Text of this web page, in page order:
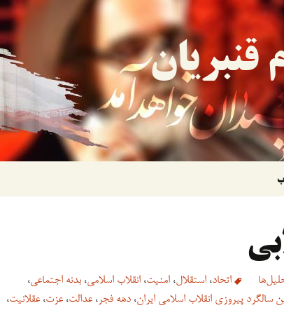
قنبریان
اتحاد، استقلال، امنیت، انقلاب اسلامی، بدنه اجتماعی،
پیروزی انقلاب اسلامی ایران، دهه فجر ، عدالت، عزت، عقلانیت،